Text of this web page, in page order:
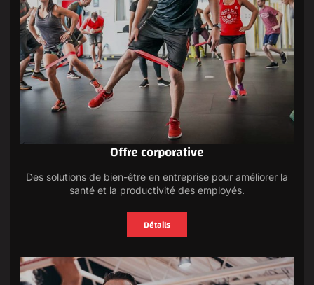
Offre corporative
Des solutions de bien-être en entreprise pour améliorer la
santé et la productivité des employés.
Détails